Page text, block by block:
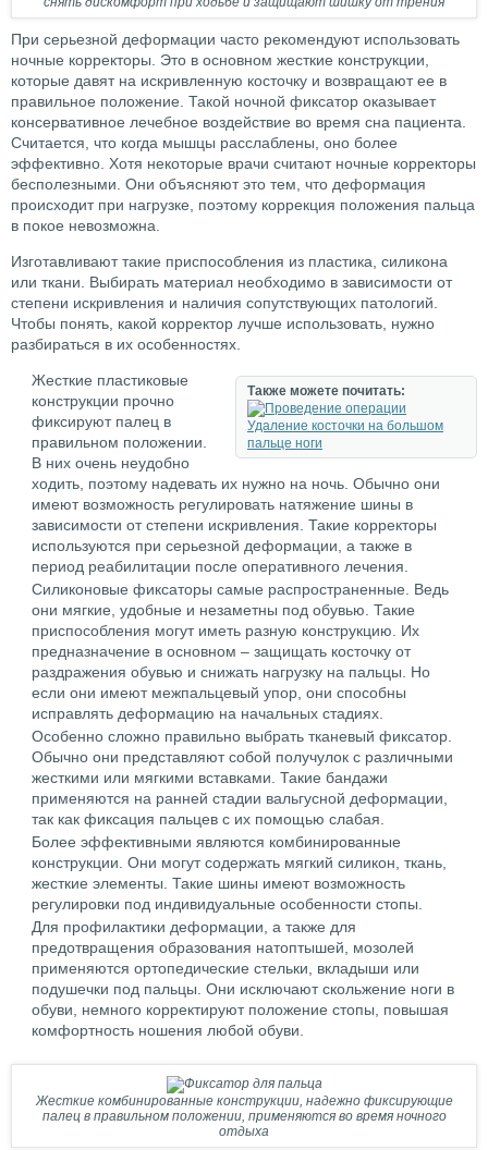
При серьезной деформации часто рекомендуют использовать
ночные корректоры. Это в основном жесткие конструкции,
которые давят на искривленную косточку и возвращают ее в
правильное положение. Такой ночной фиксатор оказывает
консервативное лечебное воздействие во время сна пациента.
Считается, что когда мышцы расслаблены, оно более
эффективно. Хотя некоторые врачи считают ночные корректоры
бесполезными. Они объясняют это тем, что деформация
происходит при нагрузке, поэтому коррекция положения пальца
в покое невозможна.
Изготавливают такие приспособления из пластика, силикона
или ткани. Выбирать материал необходимо в зависимости от
степени искривления и наличия сопутствующих патологий.
Чтобы понять, какой корректор лучше использовать, нужно
разбираться в их особенностях.
Также можете почитать:
Удаление косточки на большом
пальце ноги
Жесткие пластиковые
конструкции прочно
фиксируют палец в
правильном положении.
В них очень неудобно
ходить, поэтому надевать их нужно на ночь. Обычно они
имеют возможность регулировать натяжение шины в
зависимости от степени искривления. Такие корректоры
используются при серьезной деформации, а также в
период реабилитации после оперативного лечения.
Силиконовые фиксаторы самые распространенные. Ведь
они мягкие, удобные и незаметны под обувью. Такие
приспособления могут иметь разную конструкцию. Их
предназначение в основном – защищать косточку от
раздражения обувью и снижать нагрузку на пальцы. Но
если они имеют межпальцевый упор, они способны
исправлять деформацию на начальных стадиях.
Особенно сложно правильно выбрать тканевый фиксатор.
Обычно они представляют собой получулок с различными
жесткими или мягкими вставками. Такие бандажи
применяются на ранней стадии вальгусной деформации,
так как фиксация пальцев с их помощью слабая.
Более эффективными являются комбинированные
конструкции. Они могут содержать мягкий силикон, ткань,
жесткие элементы. Такие шины имеют возможность
регулировки под индивидуальные особенности стопы.
Для профилактики деформации, а также для
предотвращения образования натоптышей, мозолей
применяются ортопедические стельки, вкладыши или
подушечки под пальцы. Они исключают скольжение ноги в
обуви, немного корректируют положение стопы, повышая
комфортность ношения любой обуви.
Жесткие комбинированные конструкции, надежно фиксирующие
палец в правильном положении, применяются во время ночного
отдыха